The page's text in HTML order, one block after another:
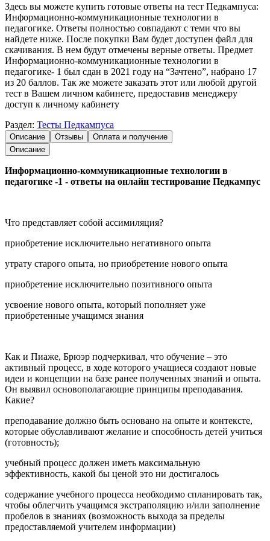
Здесь вы можете купить готовые ответы на тест Педкампуса:
Информационно-коммуникационные технологии в
педагогике. Ответы полностью совпадают с теми что вы
найдете ниже. После покупки Вам будет доступен файл для
скачивания. В нем будут отмечены верные ответы. Предмет
Информационно-коммуникационные технологии в
педагогике- 1 был сдан в 2021 году на “Зачтено”, набрано 17
из 20 баллов. Так же можете заказать этот или любой другой
тест в Вашем личном кабинете, предоставив менеджеру
доступ к личному кабинету
Раздел: Тесты Педкампуса
Описание Отзывы
Оплата и получение
Описание
Информационно-коммуникационные технологии в
педагогике -1 - ответы на онлайн тестирование Педкампус
Что представляет собой ассимиляция?
приобретение исключительно негативного опыта
утрату старого опыта, но приобретение нового опыта
приобретение исключительно позитивного опыта
усвоение нового опыта, который пополняет уже
приобретенные учащимся знания
Как и Пиаже, Брюэр подчеркивал, что обучение – это
активный процесс, в ходе которого учащиеся создают новые
идеи и концепции на базе ранее полученных знаний и опыта.
Он выявил основополагающие принципы преподавания.
Какие?
преподавание должно быть основано на опыте и контексте,
которые обуславливают желание и способность детей учиться
(готовность);
учебный процесс должен иметь максимальную
эффективность, какой бы ценой это ни достигалось
содержание учебного процесса необходимо спланировать так,
чтобы облегчить учащимся экстраполяцию и/или заполнение
пробелов в знаниях (возможность выхода за пределы
предоставляемой учителем информации)